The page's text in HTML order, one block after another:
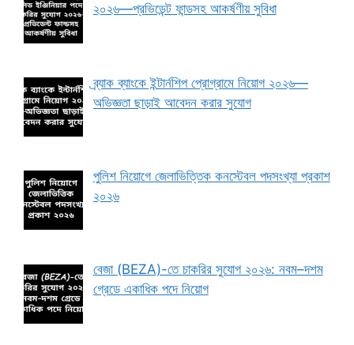
২০২৬—প্রভিডেন্ট ফান্ডসহ আকর্ষণীয় সুবিধা
ব্র্যাক ব্যাংকে ইন্টার্নশিপ প্রোগ্রামে নিয়োগ ২০২৬—
অভিজ্ঞতা ছাড়াই আবেদন করার সুযোগ
পুলিশ নিয়োগে জেলাভিত্তিক কনস্টেবল পদসংখ্যা প্রকাশ
২০২৬
বেজা (BEZA)-তে চাকরির সুযোগ ২০২৬: নবম–দশম
গ্রেডে একাধিক পদে নিয়োগ